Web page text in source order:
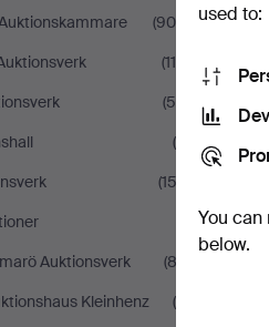
(900)
(116)
(54)
(5)
(152)
Auktionsverk
(83)
Kleinhenz
(6)
used to:
You
below.